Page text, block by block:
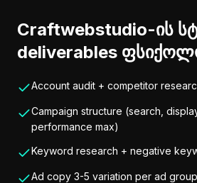
Craftwebstudio-ის
deliverables
Account audit + competitor
Campaign structure (search,
performance max)
Keyword research + negative
Ad copy 3-5 variation per ad